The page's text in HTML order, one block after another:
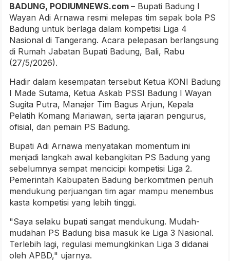
BADUNG, PODIUMNEWS.com – Bupati Badung I
Wayan Adi Arnawa resmi melepas tim sepak bola PS
Badung untuk berlaga dalam kompetisi Liga 4
Nasional di Tangerang. Acara pelepasan berlangsung
di Rumah Jabatan Bupati Badung, Bali, Rabu
(27/5/2026).
Hadir dalam kesempatan tersebut Ketua KONI Badung
I Made Sutama, Ketua Askab PSSI Badung I Wayan
Sugita Putra, Manajer Tim Bagus Arjun, Kepala
Pelatih Komang Mariawan, serta jajaran pengurus,
ofisial, dan pemain PS Badung.
Bupati Adi Arnawa menyatakan momentum ini
menjadi langkah awal kebangkitan PS Badung yang
sebelumnya sempat mencicipi kompetisi Liga 2.
Pemerintah Kabupaten Badung berkomitmen penuh
mendukung perjuangan tim agar mampu menembus
kasta kompetisi yang lebih tinggi.
"Saya selaku bupati sangat mendukung. Mudah-
mudahan PS Badung bisa masuk ke Liga 3 Nasional.
Terlebih lagi, regulasi memungkinkan Liga 3 didanai
oleh APBD," ujarnya.